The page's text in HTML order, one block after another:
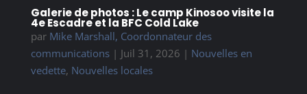
Galerie de photos : Le camp Kinosoo visite la
4e Escadre et la BFC Cold Lake
par Mike Marshall, Coordonnateur des
communications| Juil 31, 2026 | Nouvelles en
vedette, Nouvelles locales